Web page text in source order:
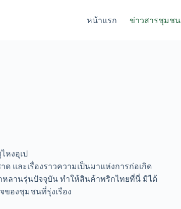
หน้าแรก ข่าวสารชุมชน
หงอุเป
และเรื่องราวความเป็นมาแห่งการก่อเกิด
หลานรุ่นปัจจุบัน ทำให้สินค้าพริกไทยที่นี่ มิได้
ของชุมชนที่รุ่งเรือง